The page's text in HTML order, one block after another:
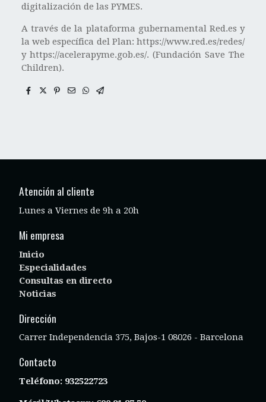
digitalización de las PYMES.
A través de la plataforma gubernamental Red.es y
la web específica del Plan: https://www.red.es/redes/
y https://acelerapyme.gob.es/. (Fundación Save The
Children).
Atención al cliente
Lunes a Viernes de 9h a 20h
Mi empresa
Inicio
Especialidades
Consultas en directo
Noticias
Dirección
Carrer Independencia 375, Bajos-1 08026 - Barcelona
Contacto
Teléfono: 932522723